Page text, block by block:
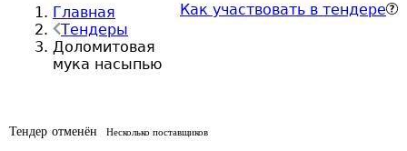
Главная
Тендеры
Доломитовая
мука насыпью
Как участвовать в тендере
Тендер отменён Несколько поставщиков